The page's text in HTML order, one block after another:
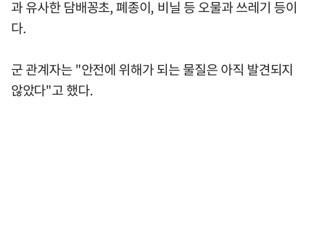
과 유사한 담배꽁초, 폐종이, 비닐 등 오물과 쓰레기 등이
다.
군 관계자는 "안전에 위해가 되는 물질은 아직 발견되지
않았다"고 했다.